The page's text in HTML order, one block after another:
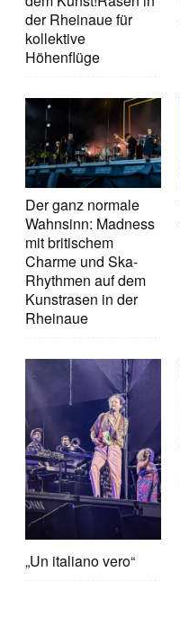
der Rheinaue für
kollektive
Höhenflüge
Der ganz normale
Wahnsinn: Madness
mit britischem
Charme und Ska-
Rhythmen auf dem
Kunstrasen in der
Rheinaue
„Un italiano vero“